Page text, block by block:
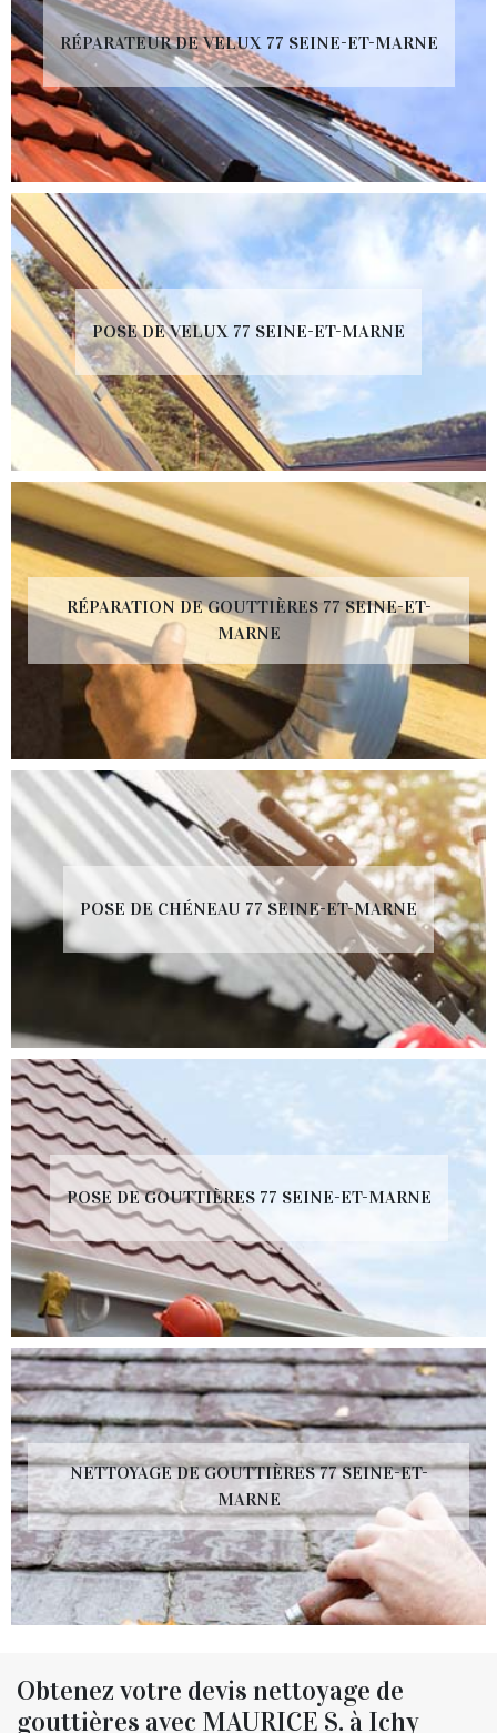
RÉPARATEUR DE VELUX 77 SEINE-ET-MARNE
POSE DE VELUX 77 SEINE-ET-MARNE
RÉPARATION DE GOUTTIÈRES 77 SEINE-ET-
MARNE
POSE DE CHÉNEAU 77 SEINE-ET-MARNE
POSE DE GOUTTIÈRES 77 SEINE-ET-MARNE
NETTOYAGE DE GOUTTIÈRES 77 SEINE-ET-
MARNE
Obtenez votre devis nettoyage de
gouttières avec MAURICE S. à Ichy